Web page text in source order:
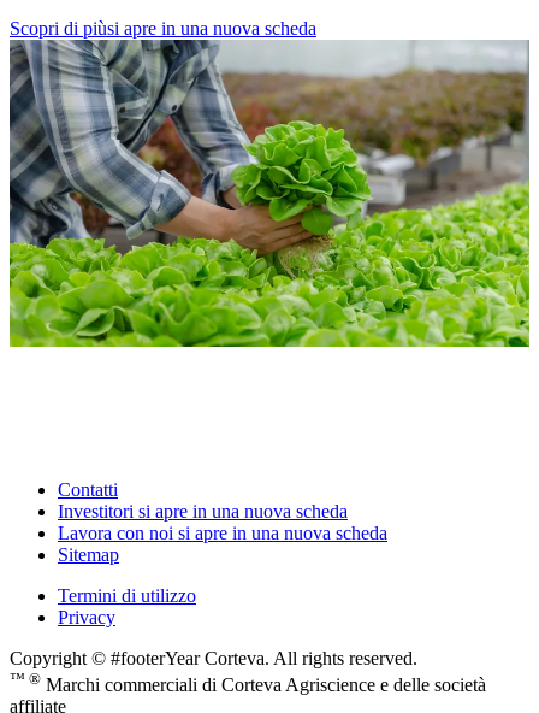
Scopri di piùsi apre in una nuova scheda
Contatti
Investitori si apre in una nuova scheda
Lavora con noi si apre in una nuova scheda
Sitemap
Termini di utilizzo
Privacy
Copyright © #footerYear Corteva. All rights reserved.
™ ® Marchi commerciali di Corteva Agriscience e delle società
affiliate